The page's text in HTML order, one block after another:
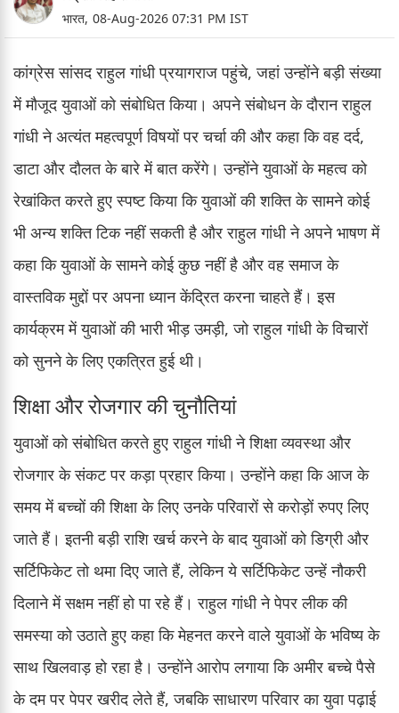
भारत, 08-Aug-2026 07:31 PM IST
कांग्रेस सांसद राहुल गांधी प्रयागराज पहुंचे, जहां उन्होंने बड़ी संख्या
में मौजूद युवाओं को संबोधित किया। अपने संबोधन के दौरान राहुल
गांधी ने अत्यंत महत्वपूर्ण विषयों पर चर्चा की और कहा कि वह दर्द,
डाटा और दौलत के बारे में बात करेंगे। उन्होंने युवाओं के महत्व को
रेखांकित करते हुए स्पष्ट किया कि युवाओं की शक्ति के सामने कोई
भी अन्य शक्ति टिक नहीं सकती है और राहुल गांधी ने अपने भाषण में
कहा कि युवाओं के सामने कोई कुछ नहीं है और वह समाज के
वास्तविक मुद्दों पर अपना ध्यान केंद्रित करना चाहते हैं। इस
कार्यक्रम में युवाओं की भारी भीड़ उमड़ी, जो राहुल गांधी के विचारों
को सुनने के लिए एकत्रित हुई थी।
शिक्षा और रोजगार की चुनौतियां
युवाओं को संबोधित करते हुए राहुल गांधी ने शिक्षा व्यवस्था और
रोजगार के संकट पर कड़ा प्रहार किया। उन्होंने कहा कि आज के
समय में बच्चों की शिक्षा के लिए उनके परिवारों से करोड़ों रुपए लिए
जाते हैं। इतनी बड़ी राशि खर्च करने के बाद युवाओं को डिग्री और
सर्टिफिकेट तो थमा दिए जाते हैं, लेकिन ये सर्टिफिकेट उन्हें नौकरी
दिलाने में सक्षम नहीं हो पा रहे हैं। राहुल गांधी ने पेपर लीक की
समस्या को उठाते हुए कहा कि मेहनत करने वाले युवाओं के भविष्य के
साथ खिलवाड़ हो रहा है। उन्होंने आरोप लगाया कि अमीर बच्चे पैसे
के दम पर पेपर खरीद लेते हैं, जबकि साधारण परिवार का युवा पढ़ाई